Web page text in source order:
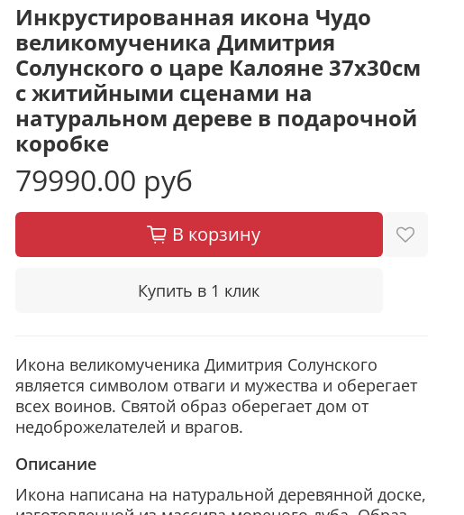
Инкрустированная икона Чудо
великомученика Димитрия
Солунского о царе Калояне 37х30см
с житийными сценами на
натуральном дереве в подарочной
коробке
79990.00 руб
В корзину
Купить в 1 клик
Икона великомученика Димитрия Солунского
является символом отваги и мужества и оберегает
всех воинов. Святой образ оберегает дом от
недоброжелателей и врагов.
Описание
Икона написана на натуральной деревянной доске,